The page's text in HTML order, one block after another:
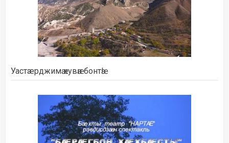
Уастæрджимӕ кувӕн бонтӕ!